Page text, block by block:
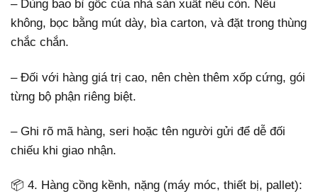
– Dùng bao bì gốc của nhà sản xuất nếu còn. Nếu
không, bọc bằng mút dày, bìa carton, và đặt trong thùng
chắc chắn.
– Đối với hàng giá trị cao, nên chèn thêm xốp cứng, gói
từng bộ phận riêng biệt.
– Ghi rõ mã hàng, seri hoặc tên người gửi để dễ đối
chiếu khi giao nhận.
📦 4. Hàng cồng kềnh, nặng (máy móc, thiết bị, pallet):